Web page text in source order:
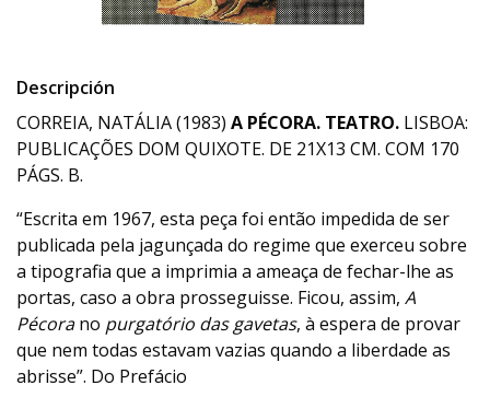
Descripción
CORREIA, NATÁLIA (1983) A PÉCORA. TEATRO. LISBOA:
PUBLICAÇÕES DOM QUIXOTE. DE 21X13 CM. COM 170
PÁGS. B.
“Escrita em 1967, esta peça foi então impedida de ser
publicada pela jagunçada do regime que exerceu sobre
a tipografia que a imprimia a ameaça de fechar-lhe as
portas, caso a obra prosseguisse. Ficou, assim, A
Pécorano purgatório das gavetas, à espera de provar
que nem todas estavam vazias quando a liberdade as
abrisse”. Do Prefácio